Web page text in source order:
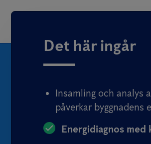
Det här ingår
Insamling och analys
påverkar byggnadens
Energidiagnos